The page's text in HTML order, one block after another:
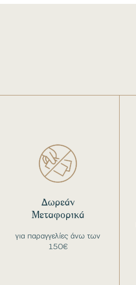
για παραγγελίες άνω των
150€
Δωρεάν
Μεταφορικά